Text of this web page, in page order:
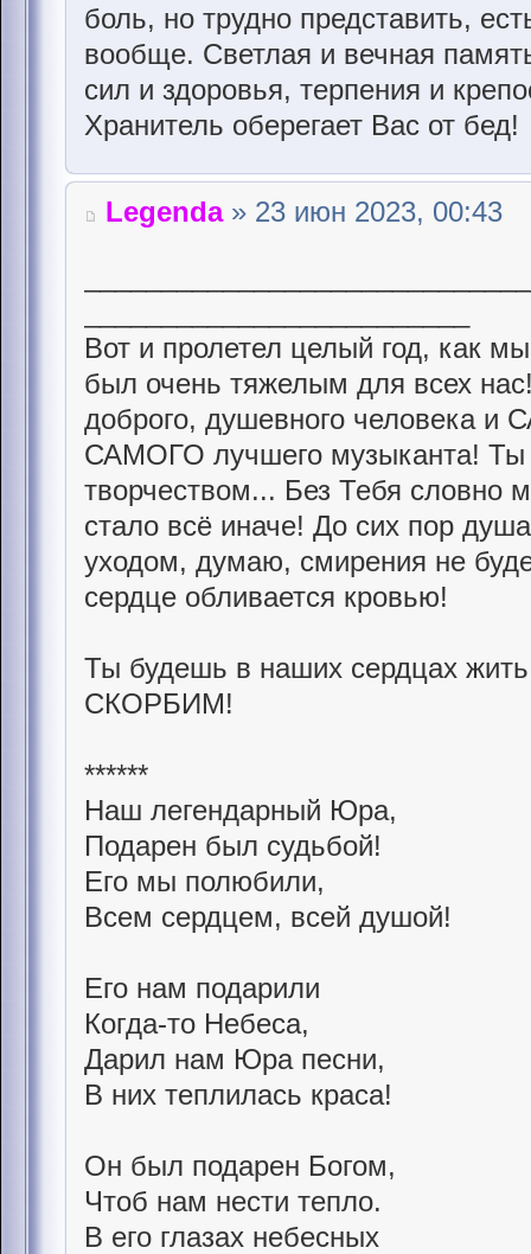
боль, но трудно представить,
вообще. Светлая и вечная
сил и здоровья, терпения и
Хранитель оберегает Вас от бед!
Legenda» 23 июн 2023, 00:43
Вот и пролетел целый год, как
был очень тяжелым для всех
доброго, душевного человека
САМОГО лучшего музыканта! Ты
творчеством... Без Тебя словно
стало всё иначе! До сих пор
уходом, думаю, смирения не
сердце обливается кровью!
Ты будешь в наших сердцах
СКОРБИМ!
******
Наш легендарный Юра,
Подарен был судьбой!
Его мы полюбили,
Всем сердцем, всей душой!
Его нам подарили
Когда-то Небеса,
Дарил нам Юра песни,
В них теплилась краса!
Он был подарен Богом,
Чтоб нам нести тепло.
В его глазах небесных